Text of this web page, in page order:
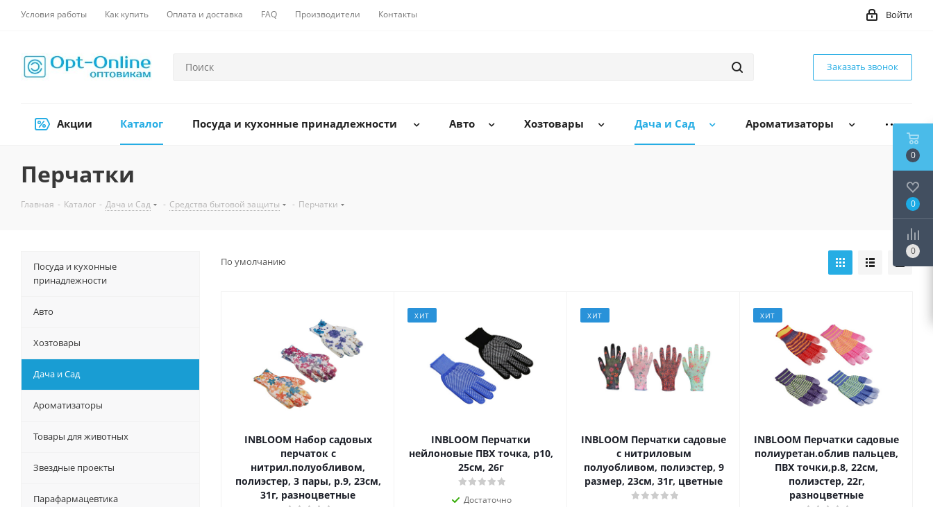
Условия работы Как купить Оплата и доставка FAQ Производители Контакты Войти
Заказать звонок
Акции Каталог Посуда и кухонные принадлежности Авто Хозтовары Дача и Сад Ароматизаторы
Перчатки
Главная - Каталог - Дача и Сад - Средства бытовой защиты - Перчатки
По умолчанию
INBLOOM Набор садовых
перчаток с
нитрил.полуобливом,
полиэстер, 3 пары, р.9, 23см,
31г, разноцветные
ХИТ
INBLOOM Перчатки
нейлоновые ПВХ точка, р10,
25см, 26г
Достаточно
ХИТ
INBLOOM Перчатки садовые
с нитриловым
полуобливом, полиэстер, 9
размер, 23см, 31г, цветные
ХИТ
INBLOOM Перчатки садовые
полиуретан.облив пальцев,
ПВХ точки,р.8, 22см,
полиэстер, 22г,
разноцветные
Посуда и кухонные
принадлежности
Авто
Хозтовары
Дача и Сад
Ароматизаторы
Товары для животных
Звездные проекты
Парафармацевтика
0
0
0